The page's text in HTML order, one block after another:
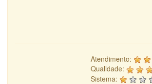
Atendimento:
Qualidade:
Sistema: